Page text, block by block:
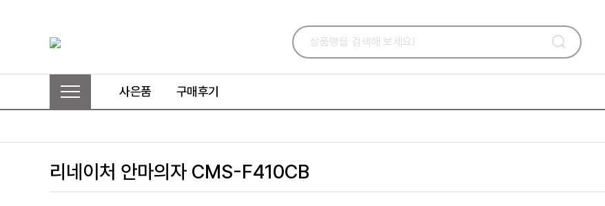
사은품 구매후기
리네이처 안마의자 CMS-F410CB